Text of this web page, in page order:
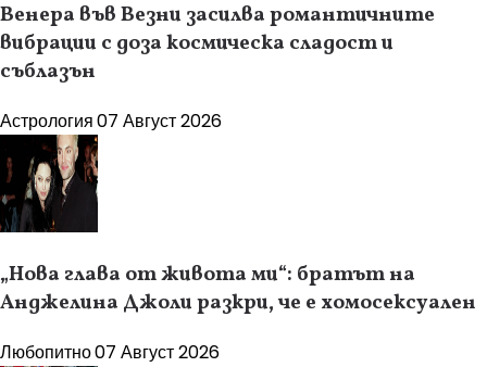
Венера във Везни засилва романтичните
вибрации с доза космическа сладост и
съблазън
Астрология07 Август 2026
„Нова глава от живота ми“: братът на
Анджелина Джоли разкри, че е хомосексуален
Любопитно07 Август 2026